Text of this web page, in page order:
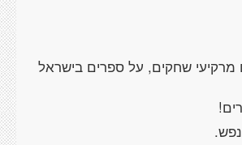
מרקיעי שחקים, על ספרים בישראל
נפש.